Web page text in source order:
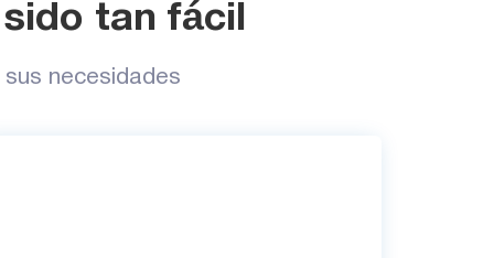
tan fácil
necesidades